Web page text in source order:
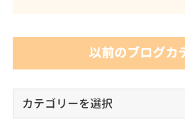
以前のブログカ
前